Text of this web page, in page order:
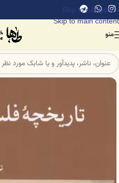
Skip to navigation
Skip to main content
منو